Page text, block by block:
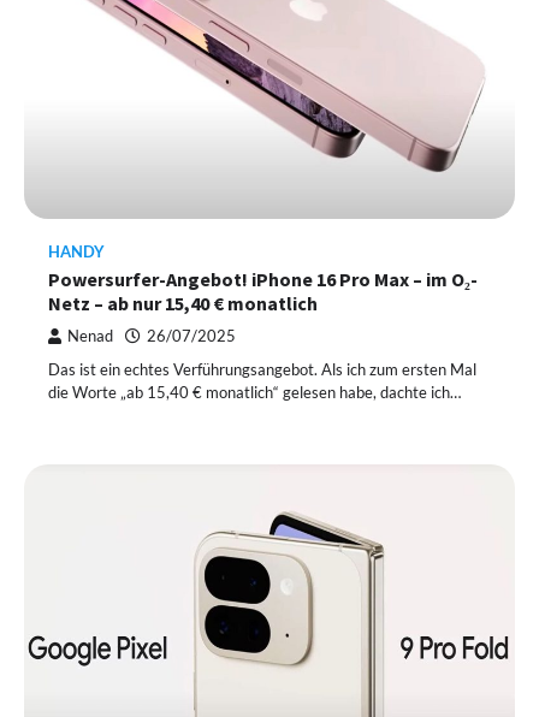
HANDY
Powersurfer-Angebot! iPhone 16 Pro Max – im O₂-
Netz – ab nur 15,40 € monatlich
Nenad 26/07/2025
Das ist ein echtes Verführungsangebot. Als ich zum ersten Mal
die Worte „ab 15,40 € monatlich“ gelesen habe, dachte ich…